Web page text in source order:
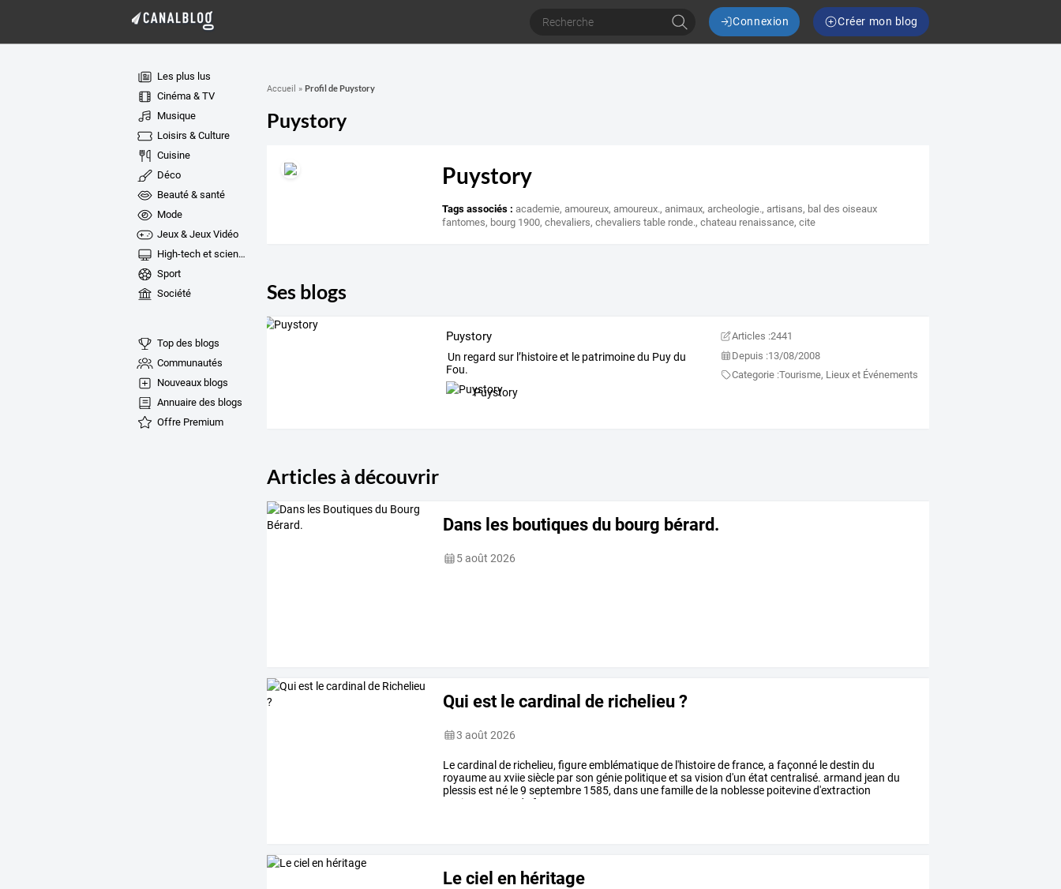
Connexion Créer mon blog
Les plus lus
Cinéma & TV
Musique
Loisirs & Culture
Cuisine
Déco
Beauté & santé
Mode
Jeux & Jeux Vidéo
High-tech et sciences
Sport
Société
Top des blogs
Communautés
Nouveaux blogs
Annuaire des blogs
Offre Premium
Accueil » Profil de Puystory
Puystory
Puystory
Tags associés : academie,amoureux,amoureux.,animaux,archeologie.,artisans, bal des oiseaux
fantomes, bourg 1900,chevaliers,chevaliers table ronde.,chateau renaissance,cite
Ses blogs
Puystory
Un regard sur l’histoire et le patrimoine du Puy du
Fou.
Puystory
Articles :2441
Depuis :13/08/2008
Categorie :Tourisme, Lieux et Événements
Articles à découvrir
Dans les boutiques du bourg bérard.
5 août 2026
Qui est le cardinal de richelieu ?
3 août 2026
Lecardinal de richelieu, figureemblématiquede l'histoiredefrance, a façonné ledestin du
royaumeau xviiesiècle parson génie politiqueet sa vision d'un état centralisé. armand jean du
plessisest né le9 septembre 1585, dans unefamillede la noblesse poitevined'extraction
ancienne,
mais de fortune
Le ciel en héritage